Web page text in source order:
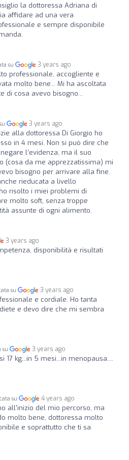
la dottoressa Adriana di
affidare ad una vera
e sempre disponibile
su 3 years ago
professionale, accogliente e
molto bene... Mi ha ascoltata
di cosa avevo bisogno...
3 years ago
alla dottoressa Di Giorgio ho
in 4 mesi. Non si può dire che
l’evidenza, ma il suo
(cosa da me apprezzatissima) mi
bisogno per arrivare alla fine.
rieducata a livello
risolto i miei problemi di
molto soft, senza troppe
assunte di ogni alimento.
3 years ago
disponibilità e risultati
su 3 years ago
e cordiale. Ho tanta
e devo dire che mi sembra
su 3 years ago
17 kg...in 5 mesi...in menopausa....
su 4 years ago
all'inizio del mio percorso, ma
molto bene, dottoressa molto
e soprattutto che ti sa